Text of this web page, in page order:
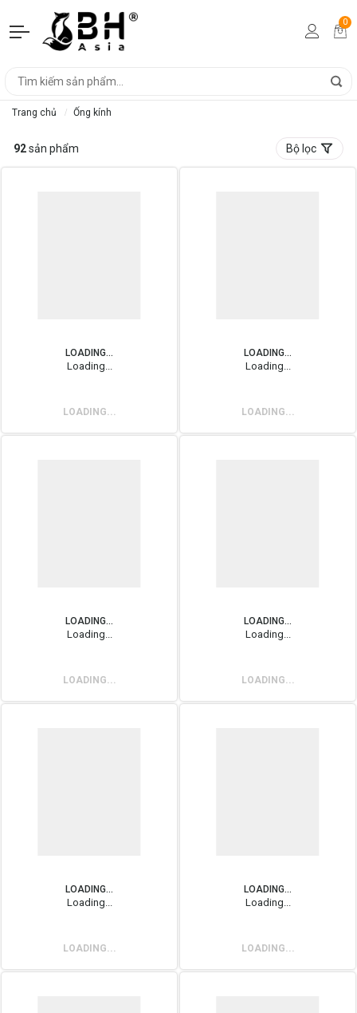
0
Trang chủ Ống kính
92sản phẩm Bộ lọc
LOADING...
Loading...
LOADING...
LOADING...
Loading...
LOADING...
LOADING...
Loading...
LOADING...
LOADING...
Loading...
LOADING...
LOADING...
Loading...
LOADING...
LOADING...
Loading...
LOADING...